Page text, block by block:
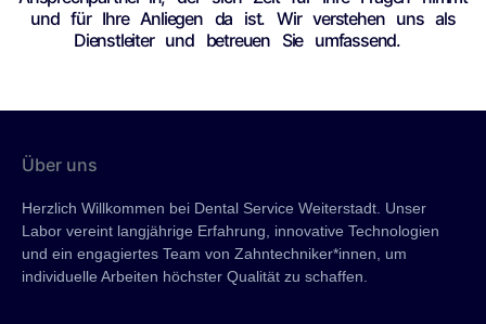
und für Ihre Anliegen da ist. Wir verstehen uns als
Dienstleiter und betreuen Sie umfassend.
Über uns
Herzlich Willkommen bei Dental Service Weiterstadt. Unser
Labor vereint langjährige Erfahrung, innovative Technologien
und ein engagiertes Team von Zahntechniker*innen, um
individuelle Arbeiten höchster Qualität zu schaffen.